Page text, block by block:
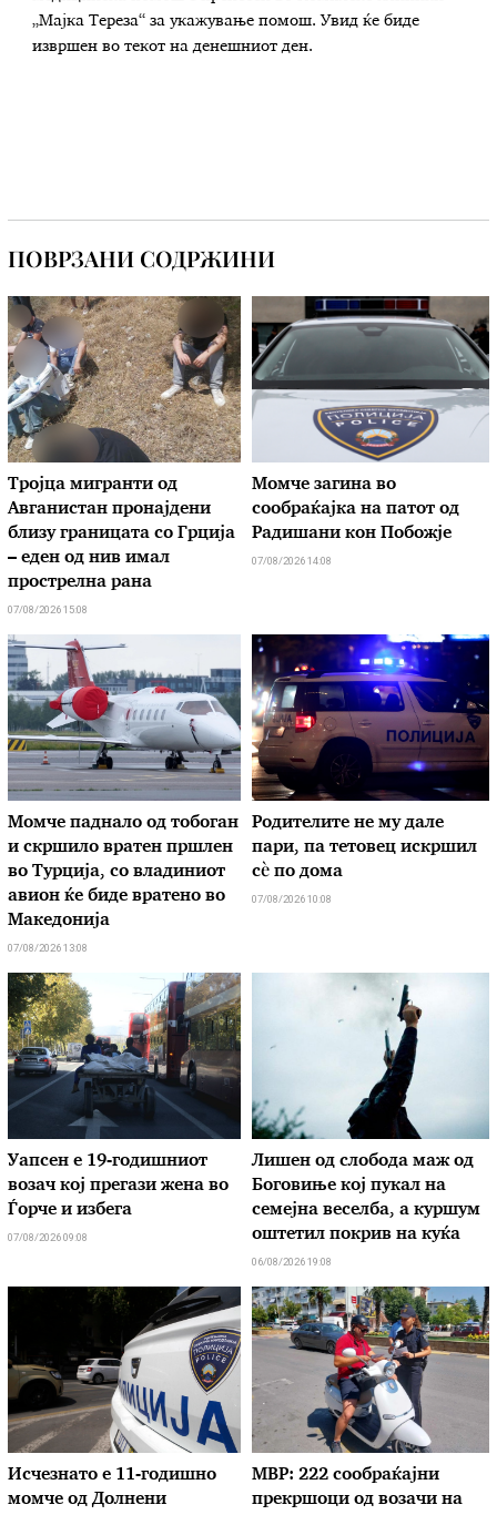
„Мајка Тереза“ за укажување помош. Увид ќе биде
извршен во текот на денешниот ден.
ПОВРЗАНИ СОДРЖИНИ
Тројца мигранти од
Авганистан пронајдени
близу границата со Грција
– еден од нив имал
прострелна рана
07/08/2026 15:08
Момче загина во
сообраќајка на патот од
Радишани кон Побожје
07/08/2026 14:08
Момче паднало од тобоган
и скршило вратен пршлен
во Турција, со владиниот
авион ќе биде вратено во
Македонија
07/08/2026 13:08
Родителите не му дале
пари, па тетовец искршил
сѐ по дома
07/08/2026 10:08
Уапсен е 19-годишниот
возач кој прегази жена во
Ѓорче и избега
07/08/2026 09:08
Лишен од слобода маж од
Боговиње кој пукал на
семејна веселба, а куршум
оштетил покрив на куќа
06/08/2026 19:08
Исчезнато е 11-годишно
момче од Долнени
МВР: 222 сообраќајни
прекршоци од возачи на